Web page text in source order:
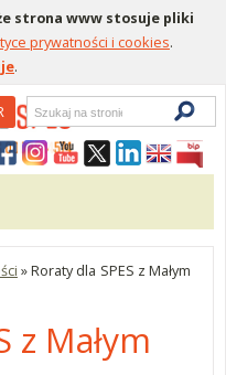
strona www stosuje pliki
prywatności i cookies.
.
»Roraty dla SPES z Małym
z Małym